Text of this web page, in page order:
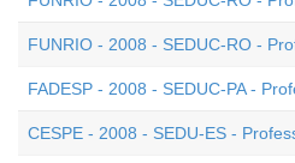
FUNRIO - 2008 - SEDUC-RO -
FADESP - 2008 - SEDUC-PA -
CESPE - 2008 - SEDU-ES -